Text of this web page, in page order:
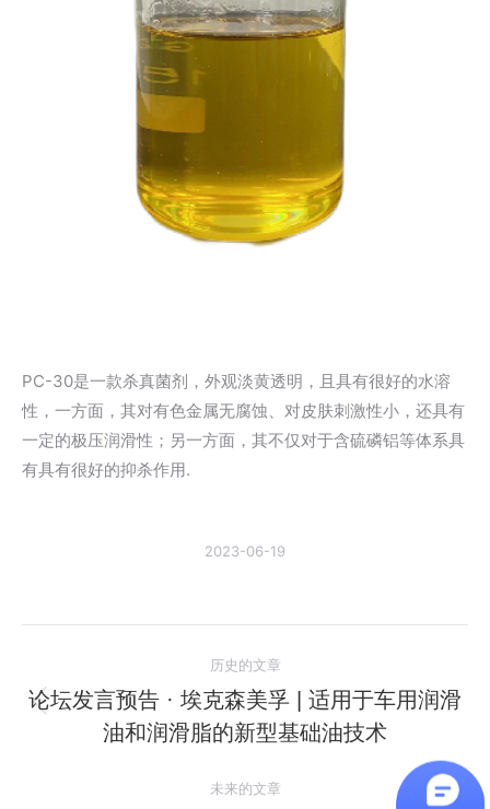
PC-30是一款杀真菌剂，外观淡黄透明，且具有很好的水溶
性，一方面，其对有色金属无腐蚀、对皮肤刺激性小，还具有
一定的极压润滑性；另一方面，其不仅对于含硫磷铝等体系具
有具有很好的抑杀作用.
2023-06-19
章
历史的文章
历
史
论坛发言预告 · 埃克森美孚 | 适用于车用润滑
油和润滑脂的新型基础油技术
未来的文章